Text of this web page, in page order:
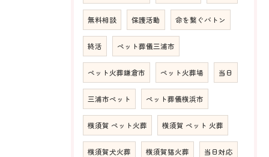
無料相談 保護活動 命を繋ぐバトン
終活 ペット葬儀三浦市
ペット火葬鎌倉市 ペット火葬場 当日
三浦市ペット ペット葬儀横浜市
横須賀 ペット火葬 横須賀 ペット 火葬
横須賀犬火葬 横須賀猫火葬 当日対応